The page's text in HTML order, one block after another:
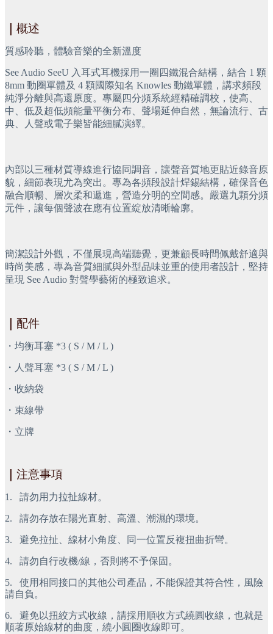
概述
質感聆聽，體驗音樂的全新溫度
See Audio SeeU 入耳式耳機採用一圈四鐵混合結構，結合 1 顆
8mm 動圈單體及 4 顆國際知名 Knowles 動鐵單體，講求頻段
純淨分離與高還原度。專屬四分頻系統經精確調校，使高、
中、低及超低頻能量平衡分布、聲場延伸自然，無論流行、古
典、人聲或電子樂皆能細膩演繹。
內部以三種材質導線進行協同調音，讓聲音質地更貼近錄音原
貌，細節表現尤為突出。專為各頻段設計焊錫結構，確保音色
融合順暢、層次柔和遞進，營造分明的空間感。嚴選九顆分頻
元件，讓每個聲波在應有位置綻放清晰輪廓。
簡潔設計外觀，不僅展現高端聽覺，更兼顧長時間佩戴舒適與
時尚美感，專為音質細膩與外型品味並重的使用者設計，堅持
呈現 See Audio 對聲學藝術的極致追求。
配件
・均衡耳塞 *3 ( S / M / L )
・人聲耳塞 *3 ( S / M / L )
・收納袋
・束線帶
・立牌
注意事項
1. 請勿用力拉扯線材。
2. 請勿存放在陽光直射、高溫、潮濕的環境。
3. 避免拉扯、線材小角度、同一位置反複扭曲折彎。
4. 請勿自行改機/線，否則將不予保固。
5.
使用相同接口的其他公司產品，不能保證其符合性，風險
請自負。
6.
避免以扭絞方式收線，請採用順收方式繞圓收線，也就是
順著原始線材的曲度，繞小圓圈收線即可。